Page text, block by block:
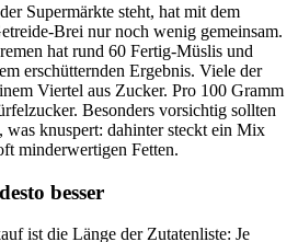
Supermärkte steht, hat mit dem
Brei nur noch wenig gemeinsam.
hat rund 60 Fertig-Müslis und
erschütternden Ergebnis. Viele der
Viertel aus Zucker. Pro 100 Gramm
Besonders vorsichtig sollten
was knuspert: dahinter steckt ein Mix
minderwertigen Fetten.
besser
ist die Länge der Zutatenliste: Je